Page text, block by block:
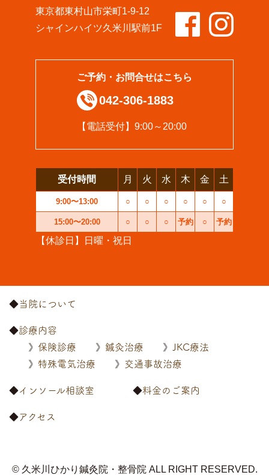
東京都東村山市栄町1-9-12
シャインハイツ久米川駅前1F
ご予約・お問合せはこちら
042-306-1883
【電話受付】9:00～20:00
受付時間 月 火 水 木 金 土
9:00〜13:00 ○ ○ ○ ○ ○ ○
15:00〜20:00 ○ ○ ○ 予約 ○ 予約
【休診日】日曜・祝日
当院について
診療内容
保険診療
鍼灸治療
JKC療法
特殊電気治療
交通事故治療
インソール相談室 料金のご案内
アクセス
© 久米川ひかり鍼灸院・整骨院ALL RIGHT RESERVED.